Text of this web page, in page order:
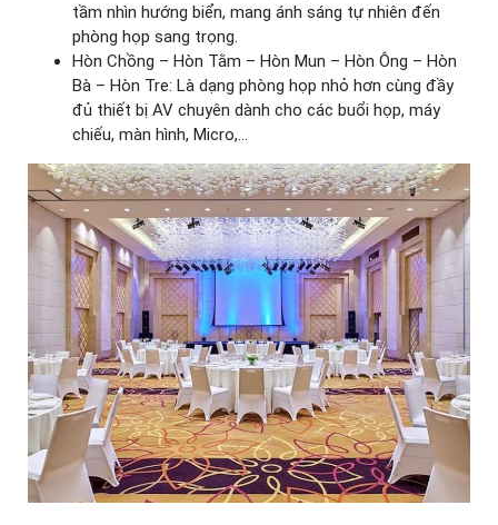
tầm nhìn hướng biển, mang ánh sáng tự nhiên đến
phòng họp sang trọng.
Hòn Chồng – Hòn Tằm – Hòn Mun – Hòn Ông – Hòn
Bà – Hòn Tre: Là dạng phòng họp nhỏ hơn cùng đầy
đủ thiết bị AV chuyên dành cho các buổi họp, máy
chiếu, màn hình, Micro,…